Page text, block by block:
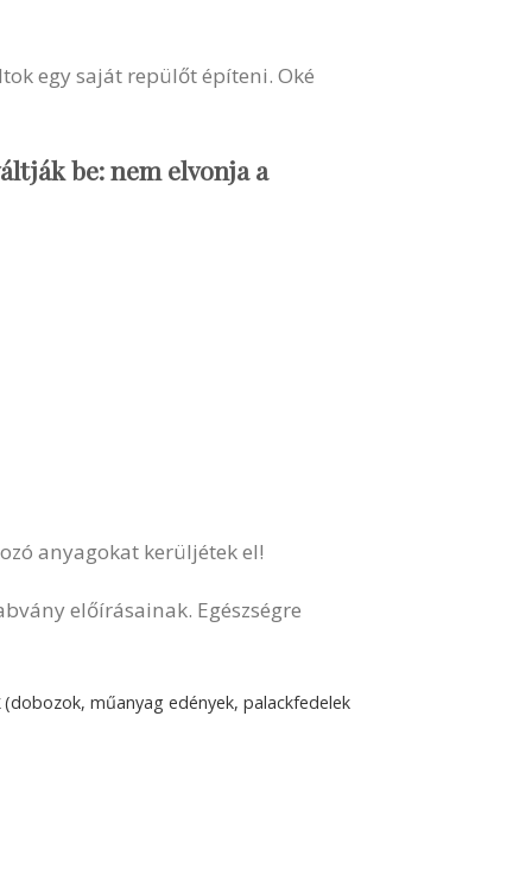
egy saját repülőt építeni. Oké
be: nem elvonja a
anyagokat kerüljétek el!
előírásainak. Egészségre
(dobozok, műanyag edények, palackfedelek